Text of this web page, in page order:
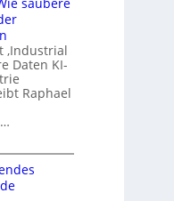
‚Industrial
Daten KI-
Raphael